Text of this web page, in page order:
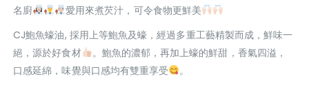
名廚
愛用來煮芡汁，可令食物更鮮美
CJ鮑魚蠔油, 採用上等鮑魚及蠔，經過多重工藝精製而成，鮮味一
絕，源於好食材
。鮑魚的濃郁，再加上蠔的鮮甜，香氣四溢，
口感延綿，味覺與口感均有雙重享受
。